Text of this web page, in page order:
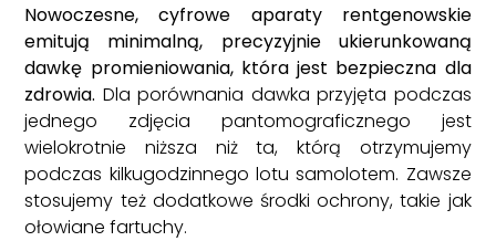
Nowoczesne, cyfrowe aparaty rentgenowskie
emitują minimalną, precyzyjnie ukierunkowaną
dawkę promieniowania, która jest bezpieczna dla
zdrowia. Dla porównania dawka przyjęta podczas
jednego zdjęcia pantomograficznego jest
wielokrotnie niższa niż ta, którą otrzymujemy
podczas kilkugodzinnego lotu samolotem. Zawsze
stosujemy też dodatkowe środki ochrony, takie jak
ołowiane fartuchy.